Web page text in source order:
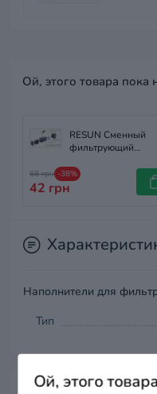
Ой, этого товара пока
RESUN Сменный
фильтрующий
кассета с углем)
Фильтра MAGI 380
68 грн -38%
42 грн
Наполнители для
Тип
Ой, этого